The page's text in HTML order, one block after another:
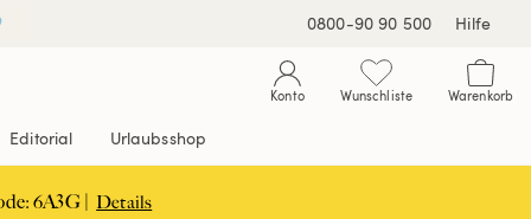
0800-90 90 500 Hilfe
Konto Wunschliste Warenkorb
Editorial Urlaubsshop
6A3G | Details